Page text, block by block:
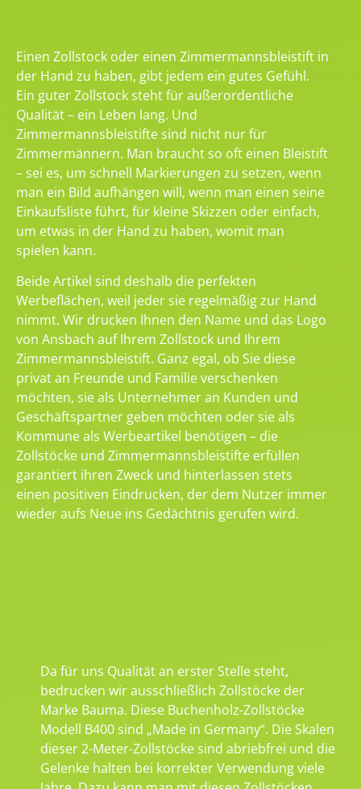
Einen Zollstock oder einen Zimmermannsbleistift in
der Hand zu haben, gibt jedem ein gutes Gefühl.
Ein guter Zollstock steht für außerordentliche
Qualität – ein Leben lang. Und
Zimmermannsbleistifte sind nicht nur für
Zimmermännern. Man braucht so oft einen Bleistift
– sei es, um schnell Markierungen zu setzen, wenn
man ein Bild aufhängen will, wenn man einen seine
Einkaufsliste führt, für kleine Skizzen oder einfach,
um etwas in der Hand zu haben, womit man
spielen kann.
Beide Artikel sind deshalb die perfekten
Werbeflächen, weil jeder sie regelmäßig zur Hand
nimmt. Wir drucken Ihnen den Name und das Logo
von Ansbach auf Ihrem Zollstock und Ihrem
Zimmermannsbleistift. Ganz egal, ob Sie diese
privat an Freunde und Familie verschenken
möchten, sie als Unternehmer an Kunden und
Geschäftspartner geben möchten oder sie als
Kommune als Werbeartikel benötigen – die
Zollstöcke und Zimmermannsbleistifte erfüllen
garantiert ihren Zweck und hinterlassen stets
einen positiven Eindrucken, der dem Nutzer immer
wieder aufs Neue ins Gedächtnis gerufen wird.
Da für uns Qualität an erster Stelle steht,
bedrucken wir ausschließlich Zollstöcke der
Marke Bauma. Diese Buchenholz-Zollstöcke
Modell B400 sind „Made in Germany“. Die Skalen
dieser 2-Meter-Zollstöcke sind abriebfrei und die
Gelenke halten bei korrekter Verwendung viele